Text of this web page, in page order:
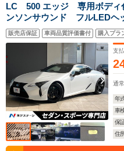
LC 500 エッジ 専用ボディ
ンソンサウンド フルLEDヘ
アルミ ATオイルクーラー
イ 専用内装(KACHIIRO) 専
販売店保証 車両品質評価書付 購入プラ
支
通
年
車
保
住